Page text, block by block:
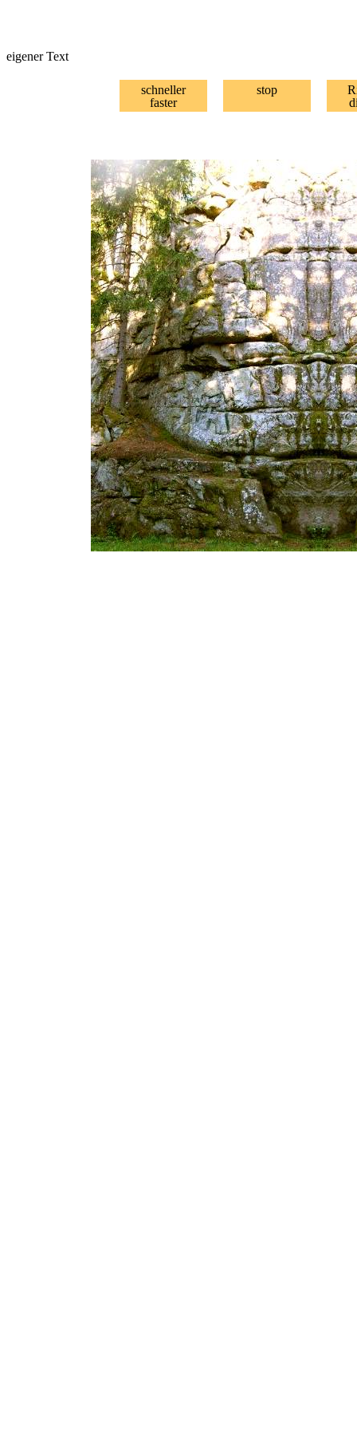
eigener Text
schneller
faster
stop